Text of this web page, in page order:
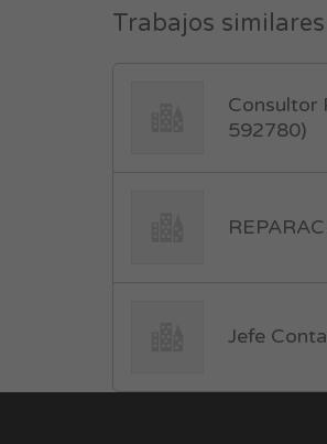
Trabajos similares
Consultor
592780)
Jefe